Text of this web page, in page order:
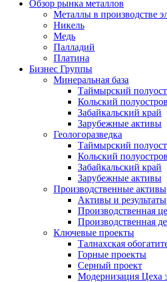
Обзор рынка металлов
Металлы в производстве
Никель
Медь
Палладий
Платина
Бизнес Группы
Минеральная база
Таймырский
Кольский полуостров
Забайкальский край
Зарубежные активы
Геологоразведка
Таймырский
Кольский полуостров
Забайкальский край
Зарубежные активы
Производственные активы
Активы и результаты
Производственная
Производственная
Ключевые проекты
Талнахская
Горные проекты
Серный проект
Модернизация Цеха